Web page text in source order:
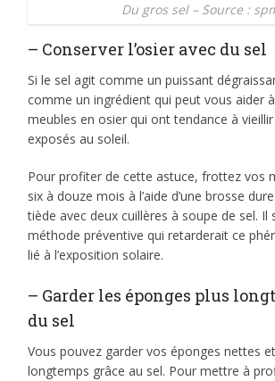
Du gros sel – Source :
– Conserver l’osier avec du sel
Si le sel agit comme un puissant
comme un ingrédient qui peut vous aider
meubles en osier qui ont tendance à
exposés au soleil.
Pour profiter de cette astuce, frottez vos
six à douze mois à l’aide d’une brosse
tiède avec deux cuillères à soupe de sel. Il
méthode préventive qui retarderait ce
lié à l’exposition solaire.
– Garder les éponges plus
du sel
Vous pouvez garder vos éponges nettes
longtemps grâce au sel. Pour mettre à